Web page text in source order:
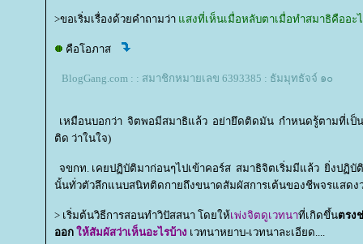
>ขอเริ่มเรื่องด้วยคำถามว่า สงที่เห็นเมื่อหลับตาเมื่อทำสมาธิคืออะ
คือโอภาส
BlogGang.com : : สมาชิกหมายเลข 6393385 : ธัมมุทธัจจ์ ๑๐
เหมือนบอกว่า จิตพอมีสมาธิแล้ว อย่ายึดติดมัน กำหนดรู้ตามที่เป็
ติด ว่าในใจ)
จขกท. เคยปฏิบัติมาก่อนๆไปเข้าคอร์ส สมาธิจิตเริ่มมีแล้ว ยิ่งปฏิบั
นั้นทั่วตัวลึกแนบสนิทติดกายถึงขนาดสัมผัสการเต้นของชีพจรแสดง
> เริ่มต้นวิธีการสอนทำวิปัสสนา โดยให้เพ่งจิตดูเวทนาที่เกิดขึ้นตรง
ออก ห้สัมผัสว่าเห็นอะไรบ้าง เวทนาหยาบ-เวทนาละเอียด....